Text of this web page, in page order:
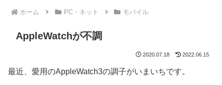
ホーム PC・ネット モバイル
AppleWatchが不調
2020.07.18 2022.06.15
最近、愛用のAppleWatch3の調子がいまいちです。